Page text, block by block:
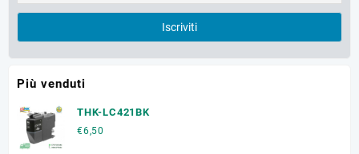
Più venduti
THK-LC421BK
€6,50